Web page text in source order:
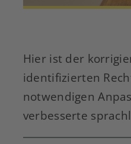
Hier ist der
identifizierten
notwendigen
verbesserte